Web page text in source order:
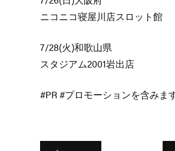
ニコニコ寝屋川店スロット館
7/28(火)和歌山県
スタジアム2001岩出店
#PR #プロモーションを含みま